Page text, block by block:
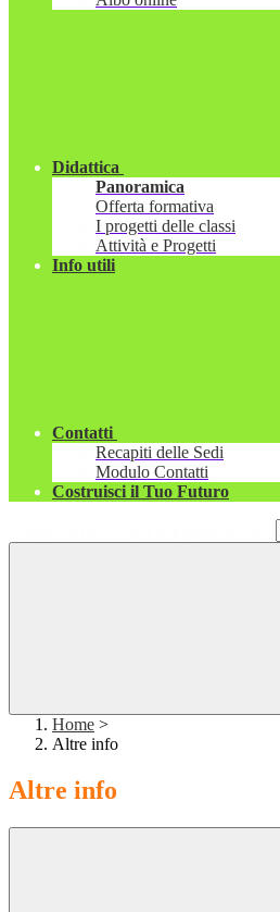
Didattica
Panoramica
Offerta formativa
I progetti delle classi
Attività e Progetti
Info utili
Contatti
Recapiti delle Sedi
Modulo Contatti
Costruisci il Tuo Futuro
Home >
Altre info
Altre info